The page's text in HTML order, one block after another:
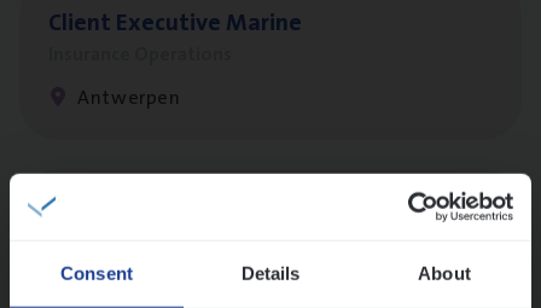
Consent Details About
Client Exe­cu­ti­ve Marine
Antwerpen
Busi­ness Mana­ger Mari­ne Cargo
Antwerpen